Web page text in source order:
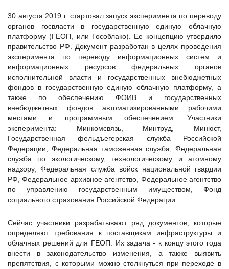
30 августа 2019 г. стартовал запуск эксперимента по переводу
органов госвласти в государственную единую облачную
платформу (ГЕОП, или Гособлако). Ее концепцию утвердило
правительство РФ. Документ разработан в целях проведения
эксперимента по переводу информационных систем и
информационных ресурсов федеральных органов
исполнительной власти и государственных внебюджетных
фондов в государственную единую облачную платформу, а
также по обеспечению ФОИВ и государственных
внебюджетных фондов автоматизированными рабочими
местами и программным обеспечением. Участники
эксперимента: Минкомсвязь, Минтруд, Минюст,
Государственная фельдъегерская служба Российской
Федерации, Федеральная таможенная служба, Федеральная
служба по экологическому, технологическому и атомному
надзору, Федеральная служба войск национальной гвардии
РФ, Федеральное архивное агентство, Федеральное агентство
по управлению государственным имуществом, Фонд
социального страхования Российской Федерации.
Сейчас участники разрабатывают ряд документов, которые
определяют требования к поставщикам инфраструктуры и
облачных решений для ГЕОП. Их задача - к концу этого года
внести в законодательство изменения, а также выявить
препятствия, с которыми можно столкнуться при переходе в